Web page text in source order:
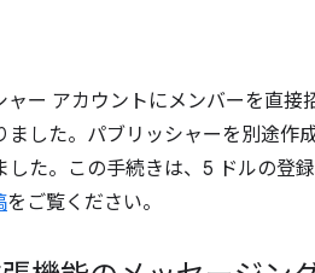
ー アカウントにメンバーを直接
した。パブリッシャーを別途作
た。この手続きは、5 ドルの登
をご覧ください。